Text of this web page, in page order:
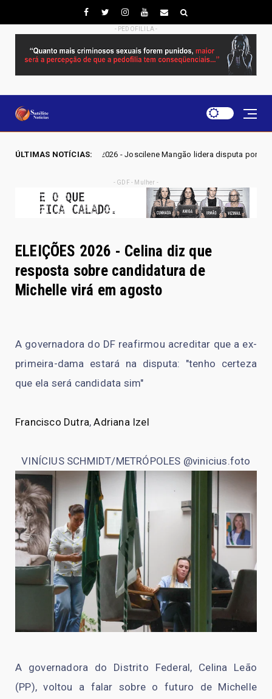
- PEDOFILILA -
ÚLTIMAS NOTÍCIAS:
2026 - Joscilene Mangão lidera disputa por vaga na Alego em Novo
- GDF - Mulher -
ELEIÇÕES 2026 - Celina diz que
resposta sobre candidatura de
Michelle virá em agosto
A governadora do DF reafirmou acreditar que a ex-
primeira-dama estará na disputa: "tenho certeza
que ela será candidata sim"
Francisco Dutra,Adriana Izel
VINÍCIUS SCHMIDT/METRÓPOLES @vinicius.foto
A governadora do Distrito Federal, Celina Leão
(PP), voltou a falar sobre o futuro de Michelle